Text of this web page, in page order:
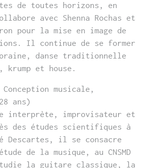
de toutes horizons, en
avec Shenna Rochas et
pour la mise en image de
Il continue de se former
danse traditionnelle
krump et house.
Conception musicale,
ans)
improvisateur et
des études scientifiques à
Descartes, il se consacre
de la musique, au CNSMD
la guitare classique, la